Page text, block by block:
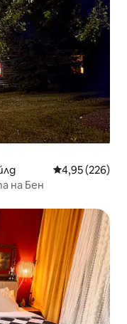
Средна
4,95 (226)
на Бен